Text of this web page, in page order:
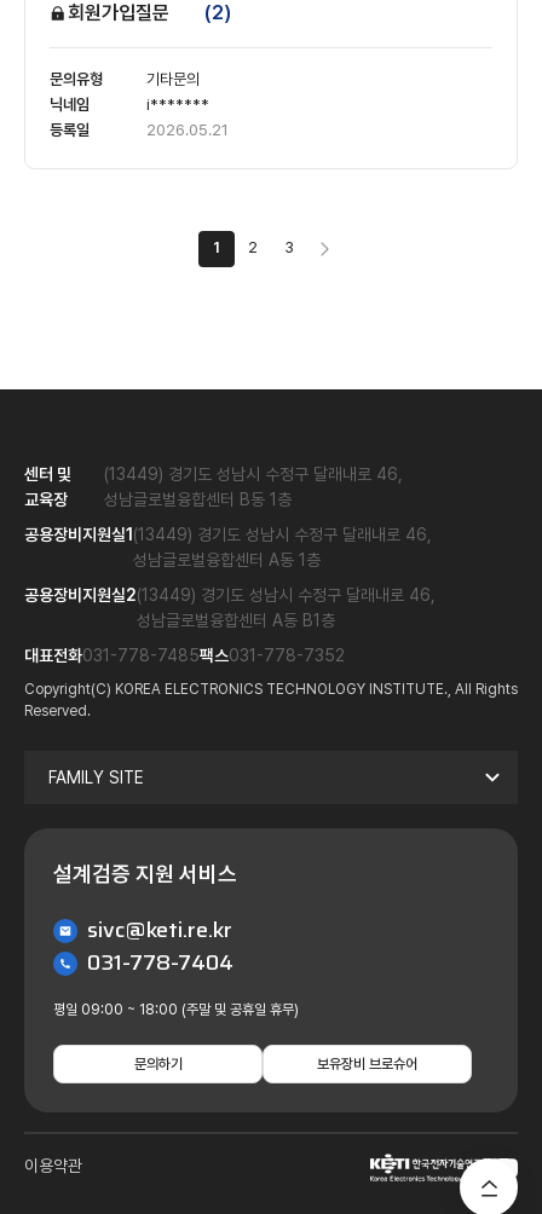
기타문의
회원가입질문 (2)
i*******
2026.05.21
1 2 3
센터 및
교육장
(13449) 경기도 성남시 수정구 달래내로 46,
성남글로벌융합센터 B동 1층
공용장비지원실1 (13449) 경기도 성남시 수정구 달래내로 46,
성남글로벌융합센터 A동 1층
공용장비지원실2(13449) 경기도 성남시 수정구 달래내로 46,
성남글로벌융합센터 A동 B1층
대표전화031-778-7485팩스031-778-7352
Copyright(C) KOREA ELECTRONICS TECHNOLOGY INSTITUTE., All Rights
Reserved.
FAMILY SITE
설계검증 지원 서비스
sivc@keti.re.kr
031-778-7404
평일 09:00 ~ 18:00 (주말 및 공휴일 휴무)
문의하기 보유장비 브로슈어
이용약관